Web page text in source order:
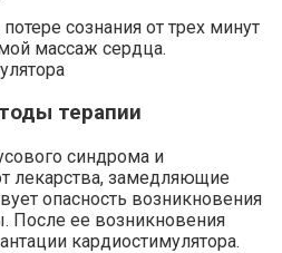
сознания от трех минут
массаж сердца.
терапии
синдрома и
лекарства, замедляющие
опасность возникновения
После ее возникновения
кардиостимулятора.